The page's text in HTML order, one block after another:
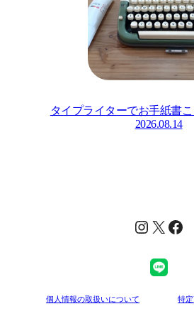
タイプライターでお手紙書こ
2026.08.14
Instagram X Facebook
個人情報の取扱いについて 特